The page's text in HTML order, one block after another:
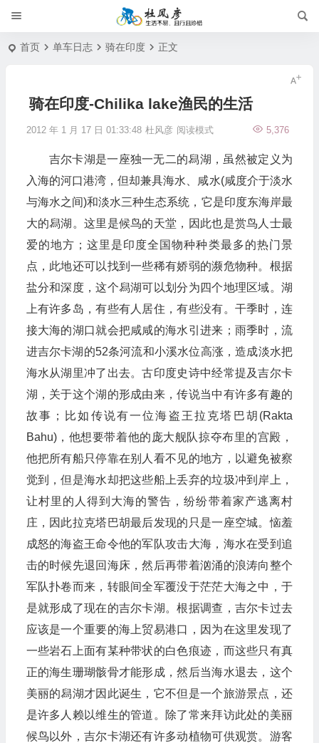
首页 单车日志 骑在印度 正文
骑在印度-Chilika lake渔民的生活
2012 年 1 月 17 日 01:33:48 杜风彦 5,376
阅读模式
吉尔卡湖是一座独一无二的舄湖，虽然被定义为
入海的河口港湾，但却兼具海水、咸水(咸度介于淡水
与海水之间)和淡水三种生态系统，它是印度东海岸最
大的舄湖。这里是候鸟的天堂，因此也是赏鸟人士最
爱的地方；这里是印度全国物种种类最多的热门景
点，此地还可以找到一些稀有娇弱的濒危物种。根据
盐分和深度，这个舄湖可以划分为四个地理区域。湖
上有许多岛，有些有人居住，有些没有。干季时，连
接大海的湖口就会把咸咸的海水引进来；雨季时，流
进吉尔卡湖的52条河流和小溪水位高涨，造成淡水把
海水从湖里冲了出去。古印度史诗中经常提及吉尔卡
湖，关于这个湖的形成由来，传说当中有许多有趣的
故事；比如传说有一位海盗王拉克塔巴胡(Rakta
Bahu)，他想要带着他的庞大舰队掠夺布里的宫殿，
他把所有船只停靠在别人看不见的地方，以避免被察
觉到，但是海水却把这些船上丢弃的垃圾冲到岸上，
让村里的人得到大海的警告，纷纷带着家产逃离村
庄，因此拉克塔巴胡最后发现的只是一座空城。恼羞
成怒的海盗王命令他的军队攻击大海，海水在受到追
击的时候先退回海床，然后再带着汹涌的浪涛向整个
军队扑卷而来，转眼间全军覆没于茫茫大海之中，于
是就形成了现在的吉尔卡湖。根据调查，吉尔卡过去
应该是一个重要的海上贸易港口，因为在这里发现了
一些岩石上面有某种带状的白色痕迹，而这些只有真
正的海生珊瑚骸骨才能形成，然后当海水退去，这个
美丽的舄湖才因此诞生，它不但是一个旅游景点，还
是许多人赖以维生的管道。除了常来拜访此处的美丽
候鸟以外，吉尔卡湖还有许多动植物可供观赏。游客